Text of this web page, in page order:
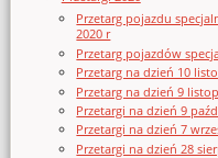
Przetarg pojazdu
2020 r
Przetarg pojazdów
Przetarg na dzień 10
Przetarg na dzień 9
Przetargi na dzień 9
Przetargi na dzień 7
Przetargi na dzień 28